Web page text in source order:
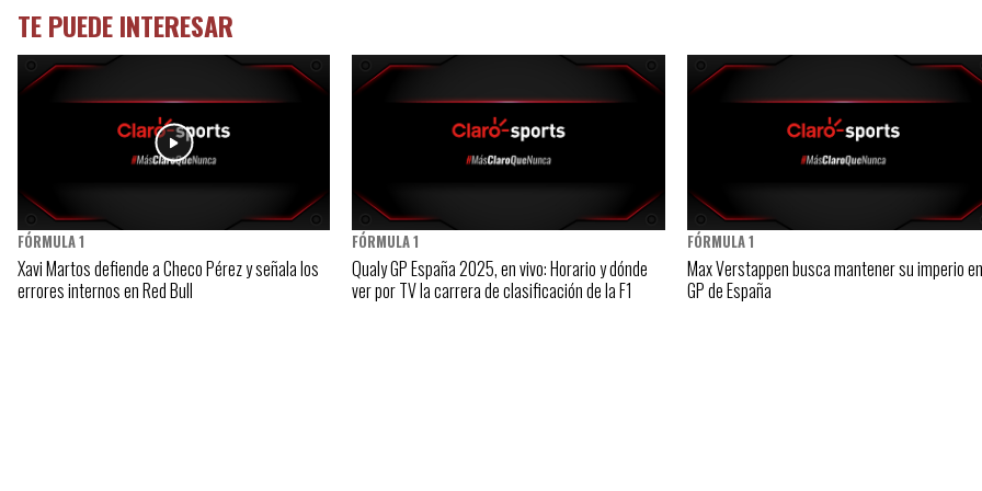
TE PUEDE INTERESAR
FÓRMULA 1
Xavi Martos defiende a Checo Pérez y señala los
errores internos en Red Bull
FÓRMULA 1
Qualy GP España 2025, en vivo: Horario y dónde
ver por TV la carrera de clasificación de la F1
FÓRMULA 1
Max Verstappen busca mantener su imperio
GP de España